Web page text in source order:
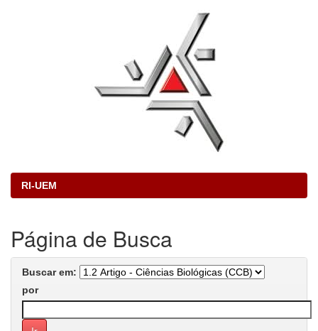
RI-UEM
Página de Busca
Buscar em:
por